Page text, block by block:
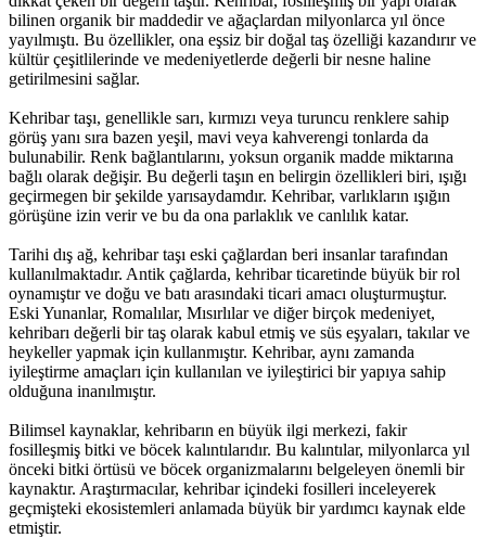
bilinen organik bir maddedir ve ağaçlardan milyonlarca yıl önce
yayılmıştı. Bu özellikler, ona eşsiz bir doğal taş özelliği kazandırır ve
kültür çeşitlilerinde ve medeniyetlerde değerli bir nesne haline
getirilmesini sağlar.
Kehribar taşı, genellikle sarı, kırmızı veya turuncu renklere sahip
görüş yanı sıra bazen yeşil, mavi veya kahverengi tonlarda da
bulunabilir. Renk bağlantılarını, yoksun organik madde miktarına
bağlı olarak değişir. Bu değerli taşın en belirgin özellikleri biri, ışığı
geçirmegen bir şekilde yarısaydamdır. Kehribar, varlıkların ışığın
görüşüne izin verir ve bu da ona parlaklık ve canlılık katar.
Tarihi dış ağ, kehribar taşı eski çağlardan beri insanlar tarafından
kullanılmaktadır. Antik çağlarda, kehribar ticaretinde büyük bir rol
oynamıştır ve doğu ve batı arasındaki ticari amacı oluşturmuştur.
Eski Yunanlar, Romalılar, Mısırlılar ve diğer birçok medeniyet,
kehribarı değerli bir taş olarak kabul etmiş ve süs eşyaları, takılar ve
heykeller yapmak için kullanmıştır. Kehribar, aynı zamanda
iyileştirme amaçları için kullanılan ve iyileştirici bir yapıya sahip
olduğuna inanılmıştır.
Bilimsel kaynaklar, kehribarın en büyük ilgi merkezi, fakir
fosilleşmiş bitki ve böcek kalıntılarıdır. Bu kalıntılar, milyonlarca yıl
önceki bitki örtüsü ve böcek organizmalarını belgeleyen önemli bir
kaynaktır. Araştırmacılar, kehribar içindeki fosilleri inceleyerek
geçmişteki ekosistemleri anlamada büyük bir yardımcı kaynak elde
etmiştir.